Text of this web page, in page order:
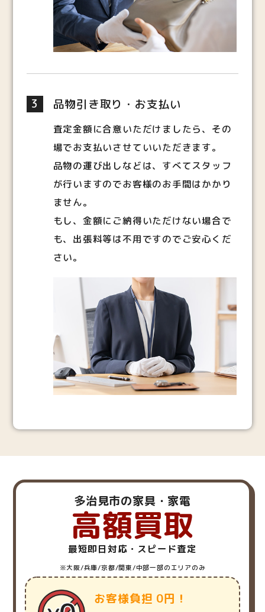
3 品物引き取り・お支払い
査定金額に合意いただけましたら、その
場でお支払いさせていいただきます。
品物の運び出しなどは、すべてスタッフ
が行いますのでお客様のお手間はかかり
ません。
もし、金額にご納得いただけない場合で
も、出張料等は不用ですのでご安心くだ
さい。
多治見市の家具・家電
高額買取
最短即日対応・スピード査定
※大阪/兵庫/京都/関東/中部一部のエリアのみ
お客様負担 0円！